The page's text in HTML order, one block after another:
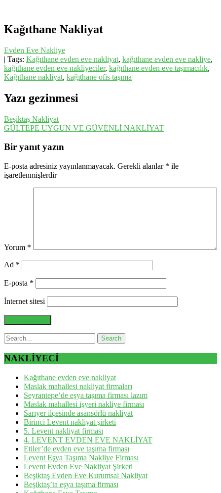
Kağıthane Nakliyat
Evden Eve Nakliye
| Tags: Kağıthane evden eve nakliyat, kağıthane evden eve nakliye,
kağıthane evden eve nakliyeciler, kağıthane evden eve taşımacılık,
Kağıthane nakliyat, kağıthane ofis taşıma
Yazı gezinmesi
Beşiktaş Nakliyat
GÜLTEPE UYGUN VE GÜVENLİ NAKLİYAT
Bir yanıt yazın
E-posta adresiniz yayınlanmayacak. Gerekli alanlar * ile
işaretlenmişlerdir
Yorum *
Ad *
E-posta *
İnternet sitesi
NAKLİYECİ
Kağıthane evden eve nakliyat
Maslak mahallesi nakliyat firmaları
Seyrantepe’de eşya taşıma firması lazım
Maslak mahallesi işyeri nakliye firması
Sarıyer ilçesinde asansörlü nakliyat
Birinci Levent nakliyat şirketi
5. Levent nakliyat firması
4. LEVENT EVDEN EVE NAKLİYAT
Etiler’de evden eve taşıma firması
Levent Eşya Taşıma Nakliye Firması
Levent Evden Eve Nakliyat Şirketi
Beşiktaş Evden Eve Kurumsal Nakliyat
Beşiktaş’ta eşya taşıma firması